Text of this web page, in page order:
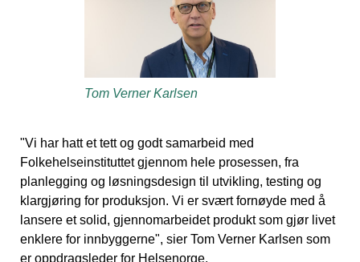
Tom Verner Karlsen
"Vi har hatt et tett og godt samarbeid med
Folkehelseinstituttet gjennom hele prosessen, fra
planlegging og løsningsdesign til utvikling, testing og
klargjøring for produksjon. Vi er svært fornøyde med å
lansere et solid, gjennomarbeidet produkt som gjør livet
enklere for innbyggerne", sier Tom Verner Karlsen som
er oppdragsleder for Helsenorge.